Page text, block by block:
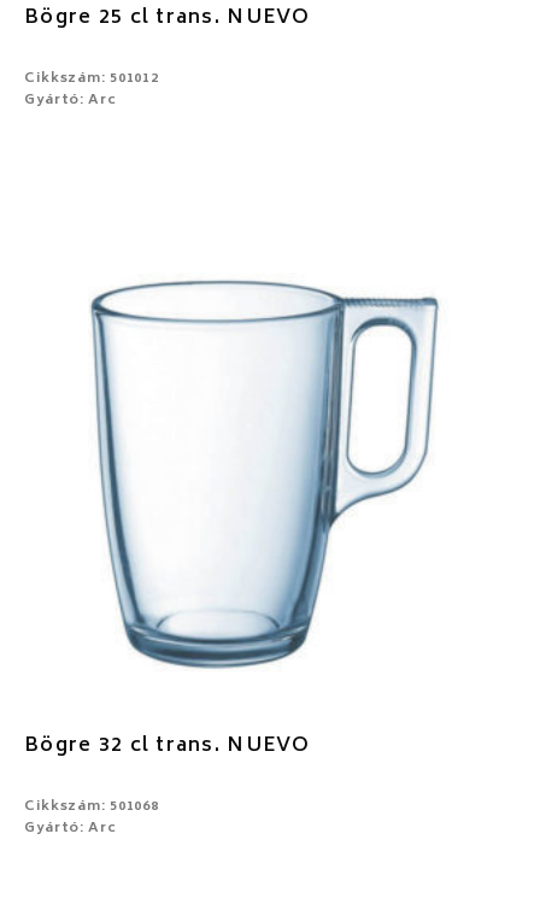
Bögre 25 cl trans. NUEVO
Cikkszám: 501012
Gyártó: Arc
Bögre 32 cl trans. NUEVO
Cikkszám: 501068
Gyártó: Arc